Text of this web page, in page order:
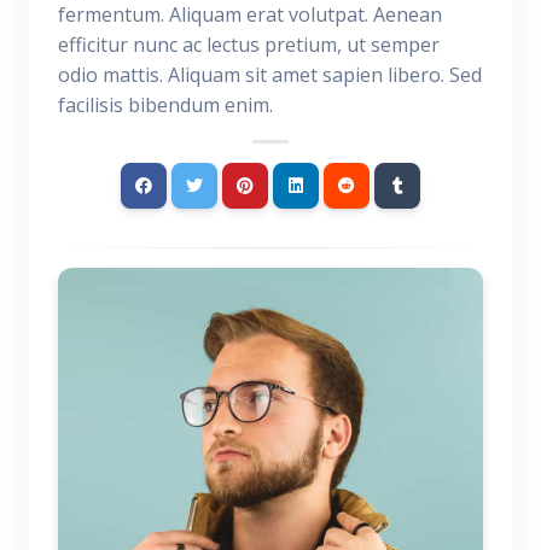
fermentum. Aliquam erat volutpat. Aenean
efficitur nunc ac lectus pretium, ut semper
odio mattis. Aliquam sit amet sapien libero. Sed
facilisis bibendum enim.